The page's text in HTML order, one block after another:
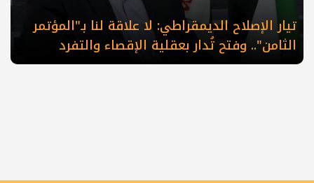
تيار الإصلاح الديمقراطي: لا علاقة لنا بـ"المؤتمر
الثامن".. وفتح تُدار بعقلية الإقصاء والتفرد